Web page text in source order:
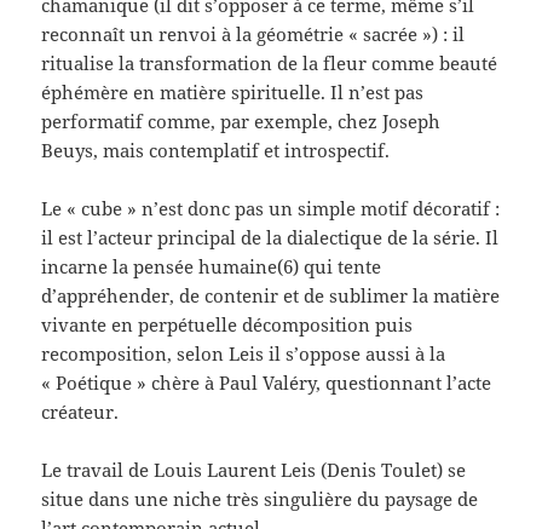
chamanique (il dit s’opposer à ce terme, même s’il
reconnaît un renvoi à la géométrie « sacrée ») : il
ritualise la transformation de la fleur comme beauté
éphémère en matière spirituelle. Il n’est pas
performatif comme, par exemple, chez Joseph
Beuys, mais contemplatif et introspectif.
Le « cube » n’est donc pas un simple motif décoratif :
il est l’acteur principal de la dialectique de la série. Il
incarne la pensée humaine(6) qui tente
d’appréhender, de contenir et de sublimer la matière
vivante en perpétuelle décomposition puis
recomposition, selon Leis il s’oppose aussi à la
« Poétique » chère à Paul Valéry, questionnant l’acte
créateur.
Le travail de Louis Laurent Leis (Denis Toulet) se
situe dans une niche très singulière du paysage de